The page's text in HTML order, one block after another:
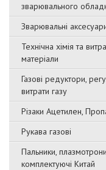
зварювального
Зварювальні
Технічна хімія та
матеріали
Газові редуктори,
витрати газу
Різаки Ацетилен,
Рукава газові
Пальники,
комплектуючі Китай